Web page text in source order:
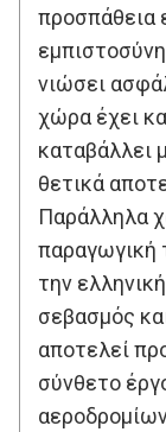
προσπάθεια
νιώσει
χώρα έχει
καταβάλλει
θετικά
Παράλληλα
παραγωγική
την
σεβασμός
αποτελεί
σύνθετο